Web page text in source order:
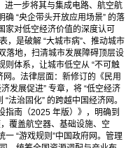
进一步将其与集成电路、航空航
“央企带头开放应用场景” 的落
对低空经济价值的深度认可
是破解 “大城市病”、推动城市
落地，扫清城市发展障碍顶层设
则体系，让城市低空从 “不可触
网。法律层面：新修订的《民用
发展促进” 专章，将 “低空经济
法治固化” 的跨越中国经济网。
指南（2025 年版）》，明确到
覆盖航空器、基础设施、空
“游戏规则”中国政府网。管理